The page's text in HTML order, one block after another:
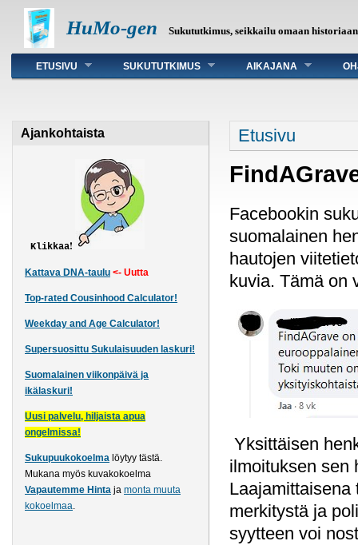
HuMo-gen Sukututkimus, seikkailu omaan historiaan
Päävalikko
ETUSIVU SUKUTUTKIMUS AIKAJANA
Ajankohtaista
Klikkaa!
Kattava DNA-taulu <- Uutta
Top-rated Cousinhood Calculator!
Weekday and Age Calculator!
Supersuosittu Sukulaisuuden laskuri!
Suomalainen viikonpäivä ja
ikälaskuri!
Uusi palvelu, hiljaista apua
ongelmissa!
Sukupuukokoelma löytyy tästä.
Mukana myös kuvakokoelma
Vapautemme Hinta ja monta muuta
kokoelmaa.
Olet täällä
Etusivu
Facebookin
suomalainen
hautojen
kuvia. Tämä on
Yksittäisen
ilmoituksen sen
Laajamittaisena
merkitystä ja
syytteen voi